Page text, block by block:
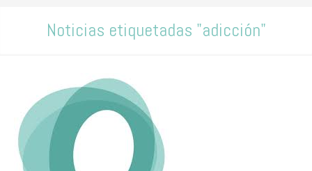
Noticias etiquetadas "adicción"